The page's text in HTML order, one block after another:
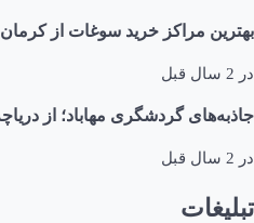
بهترین مراکز خرید سوغات از کرمان
در 2 سال قبل
جاذبه‌های گردشگری مهاباد؛ از
در 2 سال قبل
تبلیغات